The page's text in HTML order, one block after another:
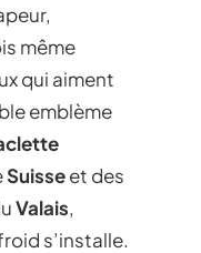
même
qui aiment
emblème
Suisseet des
Valais,
s’installe.